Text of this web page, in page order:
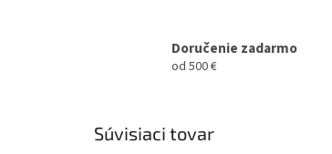
Doručenie zadarmo
od 500 €
Súvisiaci tovar